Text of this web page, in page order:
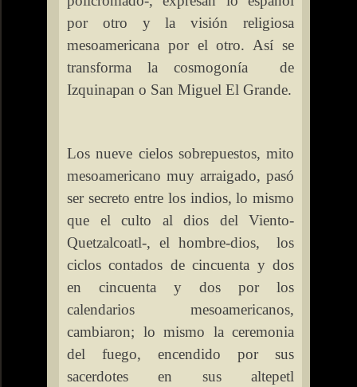
por otro y la visión religiosa
mesoamericana por el otro. Así se
transforma la cosmogonía
de
Izquinapan o San Miguel El Grande.
Los nueve cielos sobrepuestos, mito
mesoamericano muy arraigado, pasó
ser secreto entre los indios, lo mismo
que el culto al dios del Viento-
Quetzalcoatl-, el hombre-dios,
los
ciclos contados de cincuenta y dos
en cincuenta y dos por los
calendarios mesoamericanos,
cambiaron; lo mismo la ceremonia
del fuego, encendido por sus
sacerdotes en sus altepetl